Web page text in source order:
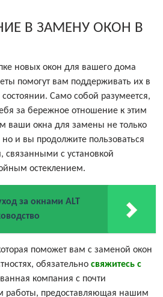
В ЗАМЕНУ ОКОН В
новых окон для вашего дома
помогут вам поддерживать их в
Само собой разумеется,
за бережное отношение к этим
ваши окна для замены не только
и вы продолжите пользоваться
с установкой
остеклением.
за окнами ALT
поможет вам с заменой окон
обязательно свяжитесь с
компания с почти
работы, предоставляющая нашим